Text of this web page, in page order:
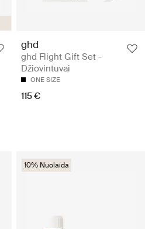
ghd
ghd Flight Gift Set -
Džiovintuvai
ONE SIZE
115 €
10% Nuolaida